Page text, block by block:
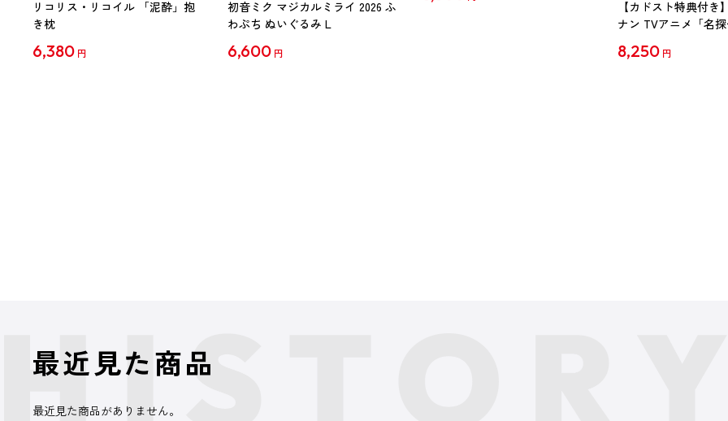
リコリス・リコイル 「泥酔」抱
き枕
6,380 円
初音ミク マジカルミライ 2026 ふ
わぷち ぬいぐるみ L
6,600 円
【カドスト特典付き
ナン TVアニメ「名
【1BOX】
8,250 円
最近見た商品
最近見た商品がありません。